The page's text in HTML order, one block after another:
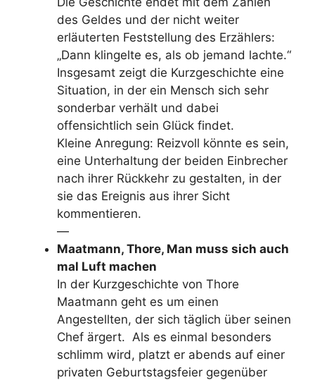
des Geldes und der nicht weiter
erläuterten Feststellung des Erzählers:
„Dann klingelte es, als ob jemand lachte.“
Insgesamt zeigt die Kurzgeschichte eine
Situation, in der ein Mensch sich sehr
sonderbar verhält und dabei
offensichtlich sein Glück findet.
Kleine Anregung: Reizvoll könnte es sein,
eine Unterhaltung der beiden Einbrecher
nach ihrer Rückkehr zu gestalten, in der
sie das Ereignis aus ihrer Sicht
kommentieren.
—
Maatmann, Thore, Man muss sich auch
mal Luft machen
In der Kurzgeschichte von Thore
Maatmann geht es um einen
Angestellten, der sich täglich über seinen
Chef ärgert. Als es einmal besonders
schlimm wird, platzt er abends auf einer
privaten Geburtstagsfeier gegenüber